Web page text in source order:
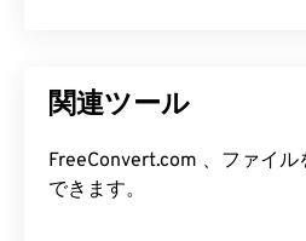
関連ツール
FreeConvert.com 、ファイ
できます。